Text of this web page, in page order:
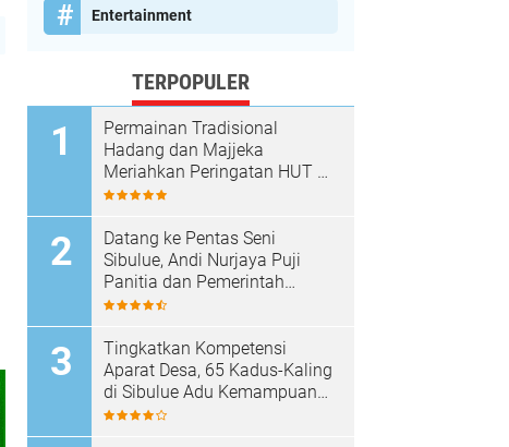
Entertainment
TERPOPULER
Permainan Tradisional
Hadang dan Majjeka
Meriahkan Peringatan HUT RI
di Sibulue
Datang ke Pentas Seni
Sibulue, Andi Nurjaya Puji
Panitia dan Pemerintah
Kecamatan
Tingkatkan Kompetensi
Aparat Desa, 65 Kadus-Kaling
di Sibulue Adu Kemampuan
Berpidato